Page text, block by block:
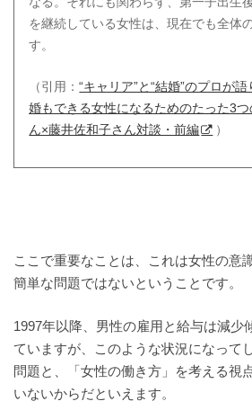
を継続している女性は、現在でも全体
す。
（引用：“キャリア”と“結婚”のプロが
婚もできる女性になるためのたった3
ん×藤井佐和子さん対談・前編
）
ここで重要なことは、これは女性の意
簡単な問題ではないということです。
1997年以降、男性の雇用と給与は減少
ていますが、このような状況になって
問題と、「女性の働き方」を考える視
いないからだといえます。